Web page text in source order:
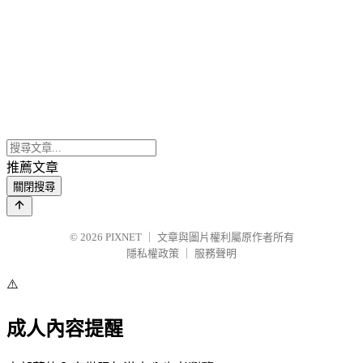
推薦文章
關閉搜尋
© 2026 PIXNET
文章與圖片權利屬原作者所有
隱私權政策
服務聲明
⚠️
成人內容提醒